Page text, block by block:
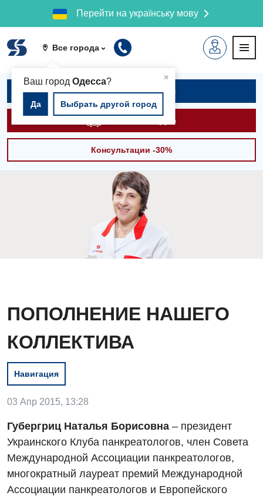
Перейти на українську мову
Все города
×
Ваш город Одесса?
Да Выбрать другой город
Вакансии
Мероприятия БПР
Диагностика
Записаться на приём
Вызвать скорую
Консультации -30%
ПОПОЛНЕНИЕ НАШЕГО
КОЛЛЕКТИВА
Навигация
03 Апр 2015, 13:28
Губергриц Наталья Борисовна – президент
Украинского Клуба панкреатологов, член Совета
Международной Ассоциации панкреатологов,
многократный лауреат премий Международной
Ассоциации панкреатологов и Европейского